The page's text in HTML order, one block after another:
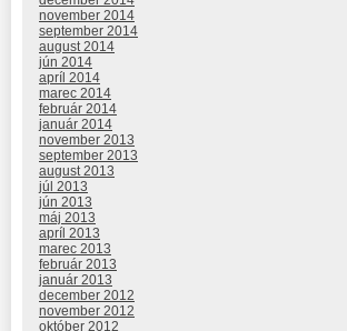
november 2014
september 2014
august 2014
jún 2014
apríl 2014
marec 2014
február 2014
január 2014
november 2013
september 2013
august 2013
júl 2013
jún 2013
máj 2013
apríl 2013
marec 2013
február 2013
január 2013
december 2012
november 2012
október 2012